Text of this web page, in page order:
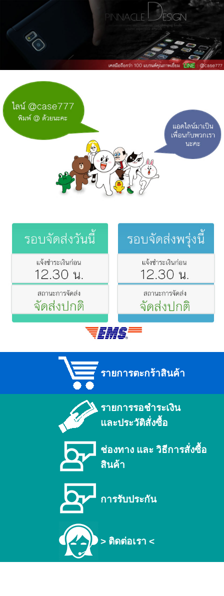
รายการตะกร้าสินค้า
รายการรอชำระเงิน
และประวัติสั่งซื้อ
ช่องทาง และ วิธีการสั่งซื้อ
สินค้า
การรับประกัน
> ติดต่อเรา <